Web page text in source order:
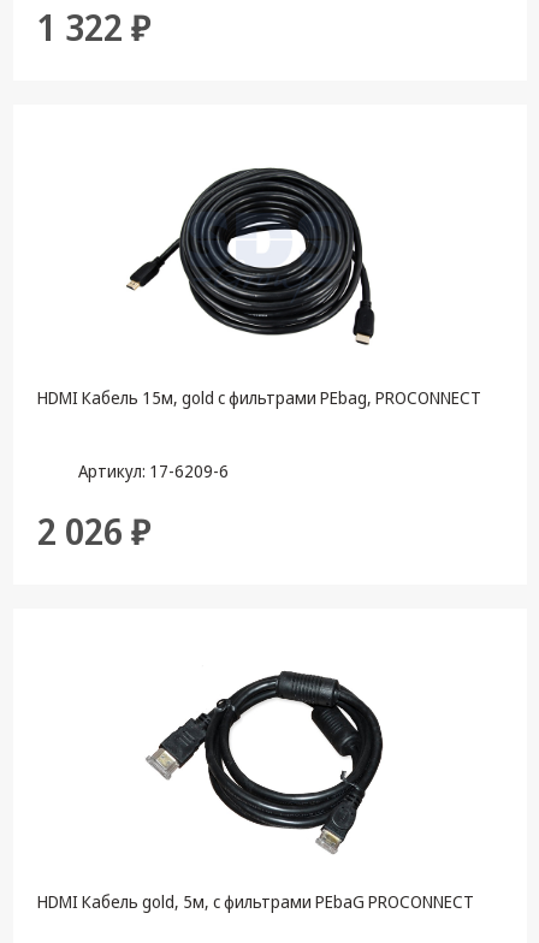
1 322 ₽
HDMI Кабель 15м, gold с фильтрами PEbag, PROCONNECT
Артикул: 17-6209-6
2 026 ₽
HDMI Кабель gold, 5м, с фильтрами PEbaG PROCONNECT